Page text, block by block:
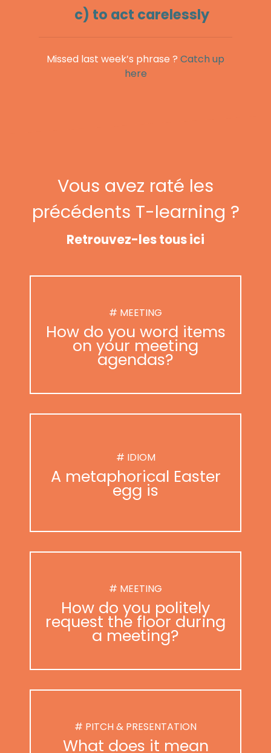
c) to act carelessly
Missed last week’s phrase ? Catch up
here
Vous avez raté les
précédents T-learning ?
Retrouvez-les tous ici
# MEETING
How do you word items
on your meeting
agendas?
# IDIOM
A metaphorical Easter
egg is
# MEETING
How do you politely
request the floor during
a meeting?
# PITCH & PRESENTATION
What does it mean